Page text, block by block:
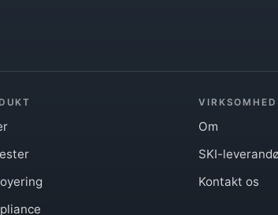
VIRKSOMHED
Om
SKI-
Kontakt os